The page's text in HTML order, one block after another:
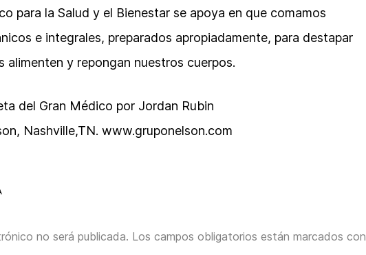
para la Salud y el Bienestar se apoya en que comamos
e integrales, preparados apropiadamente, para destapar
alimenten y repongan nuestros cuerpos.
del Gran Médico por Jordan Rubin
Nashville,TN. www.gruponelson.com
no será publicada. Los campos obligatorios están marcados con